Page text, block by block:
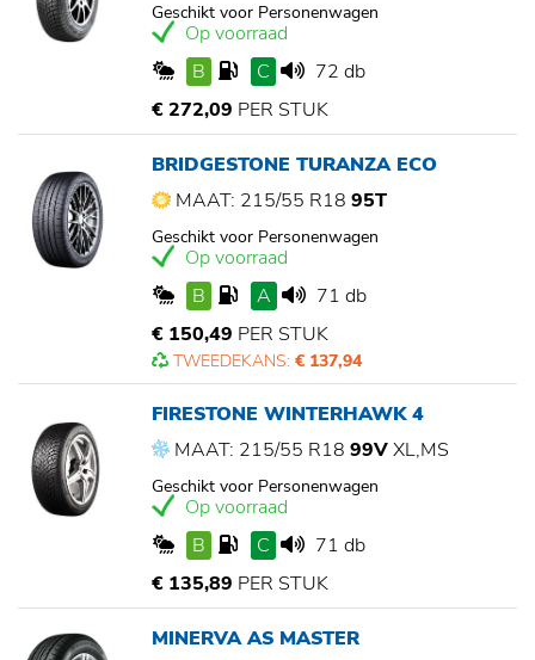
Geschikt voor Personenwagen
Op voorraad
B
C
72 db
€ 272,09 PER STUK
BRIDGESTONE TURANZA ECO
MAAT: 215/55 R18 95T
Geschikt voor Personenwagen
Op voorraad
B
A
71 db
€ 150,49 PER STUK
TWEEDEKANS: € 137,94
FIRESTONE WINTERHAWK 4
MAAT: 215/55 R18 99VXL,MS
Geschikt voor Personenwagen
Op voorraad
B
C
71 db
€ 135,89 PER STUK
MINERVA AS MASTER